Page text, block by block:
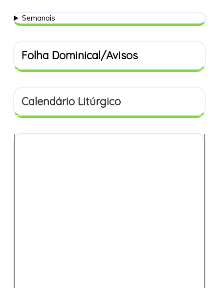
Semanais
Folha Dominical/Avisos
Calendário Litúrgico